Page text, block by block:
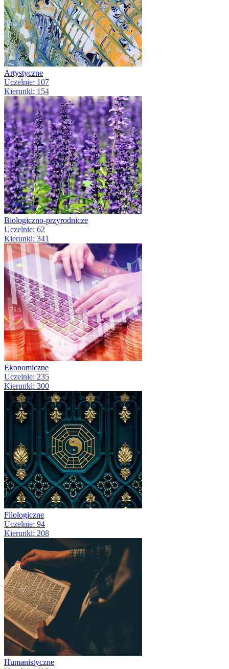
Artystyczne
Uczelnie: 107
Kierunki: 154
Biologiczno-przyrodnicze
Uczelnie: 62
Kierunki: 341
Ekonomiczne
Uczelnie: 235
Kierunki: 300
Filologiczne
Uczelnie: 94
Kierunki: 208
Humanistyczne